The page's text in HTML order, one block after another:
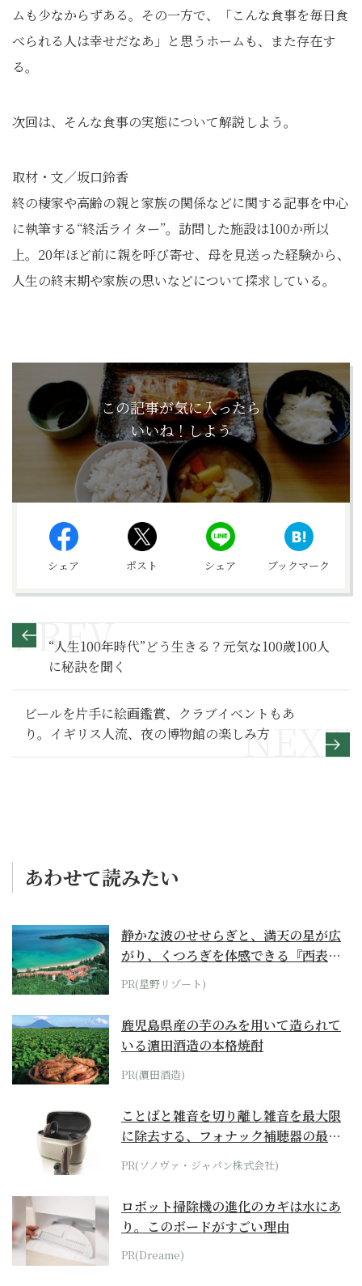
ムも少なからずある。その一方で、「こんな食事を毎日食
べられる人は幸せだなあ」と思うホームも、また存在す
る。
次回は、そんな食事の実態について解説しよう。
取材・文／坂口鈴香
終の棲家や高齢の親と家族の関係などに関する記事を中心
に執筆する“終活ライター”。訪問した施設は100か所以
上。20年ほど前に親を呼び寄せ、母を見送った経験から、
人生の終末期や家族の思いなどについて探求している。
この記事が気に入ったら
いいね！しよう
シェア ポスト シェア ブックマーク
“人生100年時代”どう生きる？元気な100歳100人
に秘訣を聞く
ビールを片手に絵画鑑賞、クラブイベントもあ
り。イギリス人流、夜の博物館の楽しみ方
あわせて読みたい
静かな波のせせらぎと、満天の星が広
がり、くつろぎを体感できる『西表島
ホテル by...
PR(星野リゾート)
鹿児島県産の芋のみを用いて造られて
いる濵田酒造の本格焼酎
PR(濵田酒造)
ことばと雑音を切り離し雑音を最大限
に除去する、フォナック補聴器の最上
位モデル
PR(ソノヴァ・ジャパン株式会社)
ロボット掃除機の進化のカギは水にあ
り。このボードがすごい理由
PR(Dreame)